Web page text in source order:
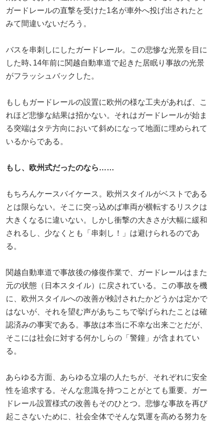
ガードレールの直撃を受けた1名が車外へ投げ出されたと
みて間違いないだろう。
バスを串刺しにしたガードレール。この悲惨な光景を目に
した時､14年前に関越自動車道で起きた居眠り事故の光景
がフラッシュバックした。
もしもガードレールの設置に欧州の様な工夫があれば、こ
れほど悲惨な結果は招かない。それはガードレールが始ま
る突端はタテ方向において斜めになって地面に埋められて
いるからである。
もし、欧州式だったのなら……
もちろんケースバイケース。欧州スタイルがベストである
とは限らない。そこに突っ込めば車両が横転するリスクは
大きくなるに違いない。しかし衝撃の大きさが大幅に緩和
されるし、少なくとも「串刺し！」は避けられるのであ
る。
関越自動車道で事故後の修復作業で、ガードレールはまた
元の状態（日本スタイル）に戻されている。この事故を機
に、欧州スタイルへの改善が検討されたかどうかは定かで
はないが、それを望む声があちこちで挙げられたことは確
認済みの事実である。事故は本当に不幸な出来ごとだが、
そこには社会に対する何かしらの「警鐘」が含まれてい
る。
あらゆる方面、あらゆる立場の人たちが、それぞれに安全
性を追求する。そんな意識を持つことがとても重要。ガー
ドレール設置様式の改善もそのひとつ。悲惨な事故を再び
起こさないために、社会全体でそんな気運を高める努力を